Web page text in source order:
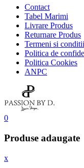
Contact
Tabel Marimi
Livrare Produs
Returnare Produs
Termeni si
Politica de
Politica Cookies
ANPC
0
Produse adaugate
x